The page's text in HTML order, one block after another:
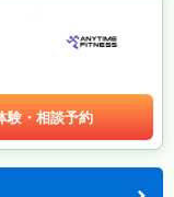
験・相談予約